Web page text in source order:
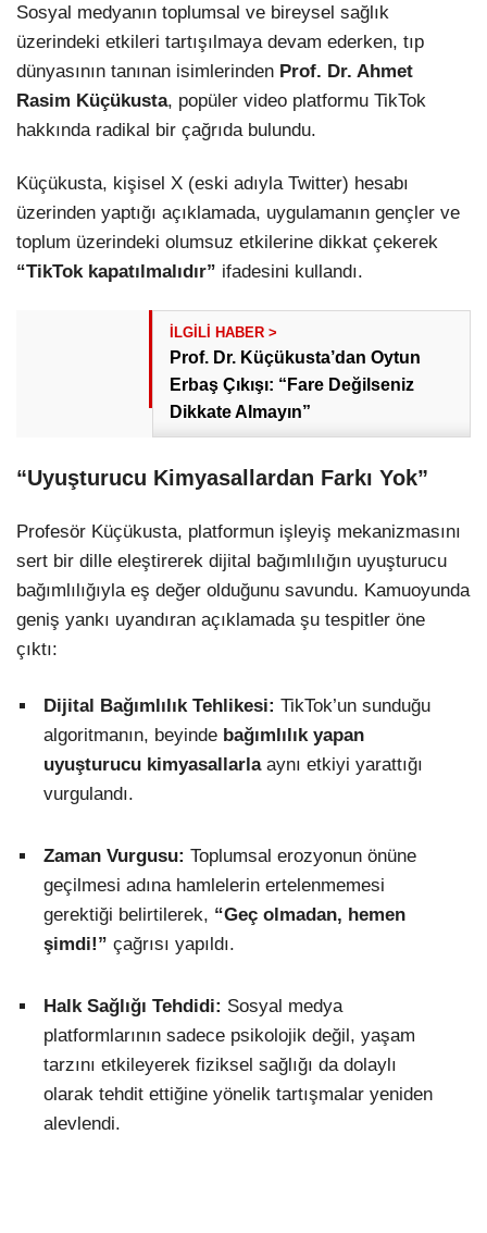
Youtube
TikTok
Telegram
Sosyal medyanın toplumsal ve bireysel sağlık
üzerindeki etkileri tartışılmaya devam ederken, tıp
dünyasının tanınan isimlerinden Prof. Dr. Ahmet
Rasim Küçükusta, popüler video platformu TikTok
hakkında radikal bir çağrıda bulundu.
Küçükusta, kişisel X (eski adıyla Twitter) hesabı
üzerinden yaptığı açıklamada, uygulamanın gençler ve
toplum üzerindeki olumsuz etkilerine dikkat çekerek
“TikTok kapatılmalıdır” ifadesini kullandı.
Prof. Dr. Küçükusta’dan Oytun
Erbaş Çıkışı: “Fare Değilseniz
Dikkate Almayın”
“Uyuşturucu Kimyasallardan Farkı Yok”
Profesör Küçükusta, platformun işleyiş mekanizmasını
sert bir dille eleştirerek dijital bağımlılığın uyuşturucu
bağımlılığıyla eş değer olduğunu savundu. Kamuoyunda
geniş yankı uyandıran açıklamada şu tespitler öne
çıktı:
Dijital Bağımlılık Tehlikesi: TikTok’un sunduğu
algoritmanın, beyinde bağımlılık yapan
uyuşturucu kimyasallarlaaynı etkiyi yarattığı
vurgulandı.
Zaman Vurgusu: Toplumsal erozyonun önüne
geçilmesi adına hamlelerin ertelenmemesi
gerektiği belirtilerek, “Geç olmadan, hemen
şimdi!” çağrısı yapıldı.
Halk Sağlığı Tehdidi: Sosyal medya
platformlarının sadece psikolojik değil, yaşam
tarzını etkileyerek fiziksel sağlığı da dolaylı
olarak tehdit ettiğine yönelik tartışmalar yeniden
alevlendi.